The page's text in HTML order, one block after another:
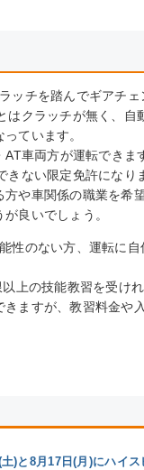
ッチを踏んでギアチェ
はクラッチが無く、自
ています。
車両方が運転できま
きない限定免許になり
方や車関係の職業を希
良いでしょう。
性のない方、運転に
上の技能教習を受け
きますが、教習料金や
)と8月17日(月)にハイス